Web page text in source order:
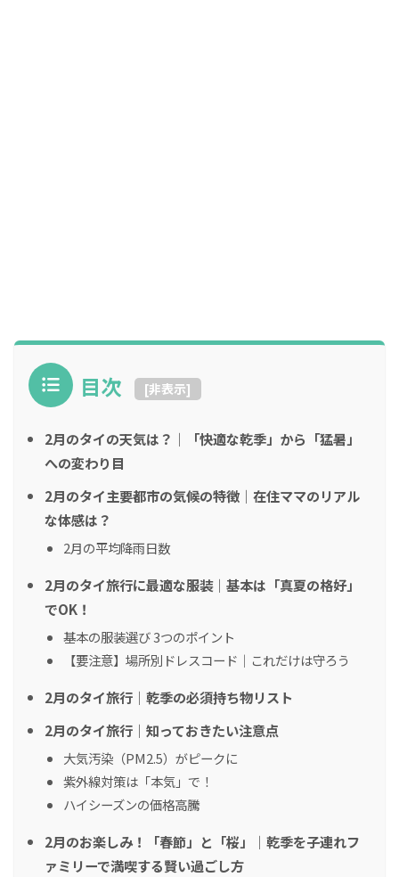
目次 [非表示]
2月のタイの天気は？｜「快適な乾季」から「猛暑」
への変わり目
2月のタイ主要都市の気候の特徴｜在住ママのリアル
な体感は？
2月の平均降雨日数
2月のタイ旅行に最適な服装｜基本は「真夏の格好」
でOK！
基本の服装選び 3つのポイント
【要注意】場所別ドレスコード｜これだけは守ろう
2月のタイ旅行｜乾季の必須持ち物リスト
2月のタイ旅行｜知っておきたい注意点
大気汚染（PM2.5）がピークに
紫外線対策は「本気」で！
ハイシーズンの価格高騰
2月のお楽しみ！「春節」と「桜」｜乾季を子連れフ
ァミリーで満喫する賢い過ごし方